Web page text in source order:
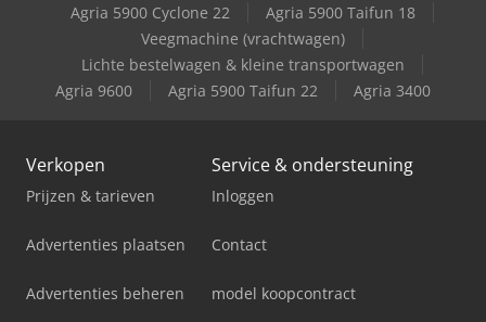
Schaffer 3550 T Slt
Schaffer 6680 T
Agria 5900 Cyclone 22
Agria 5900 Taifun 18
Veegmachine (vrachtwagen)
Lichte bestelwagen & kleine transportwagen
Agria 9600
Agria 5900 Taifun 22 Agria 3400
Verkopen
Prijzen & tarieven
Advertenties plaatsen
Advertenties beheren
Service & ondersteuning
Inloggen
Contact
model koopcontract